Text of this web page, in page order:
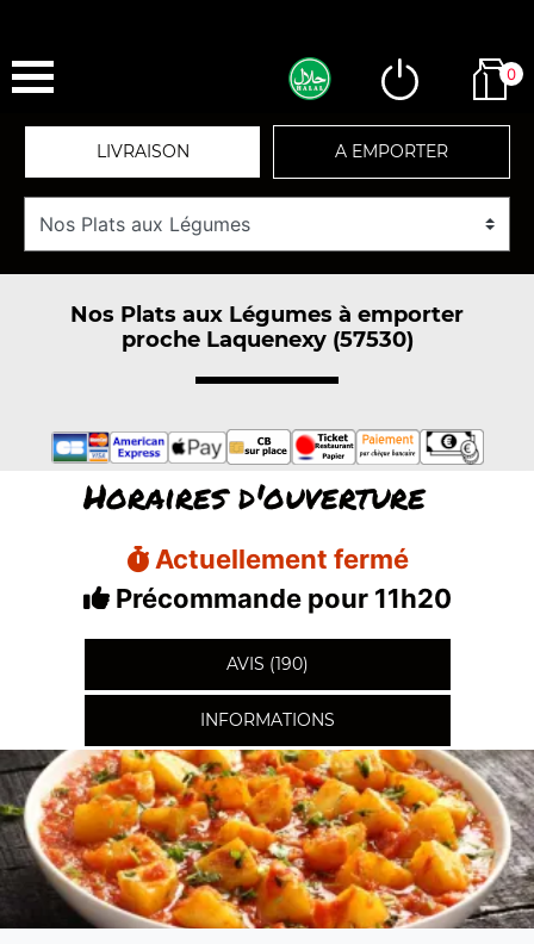
0
LIVRAISON A EMPORTER
Nos Plats aux Légumes à emporter
proche Laquenexy (57530)
Horaires d'ouverture
Actuellement fermé
Précommande pour 11h20
AVIS (190)
INFORMATIONS